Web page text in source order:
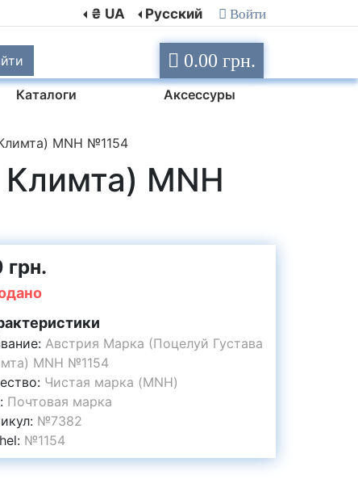
₴ UA Русский Войти
0.00 грн.
Каталоги Аксессуры
MNH №1154
MNH
грн.
Австрия Марка (Поцелуй Густава
MNH №1154
Чистая марка (MNH)
Почтовая марка
№7382
№1154